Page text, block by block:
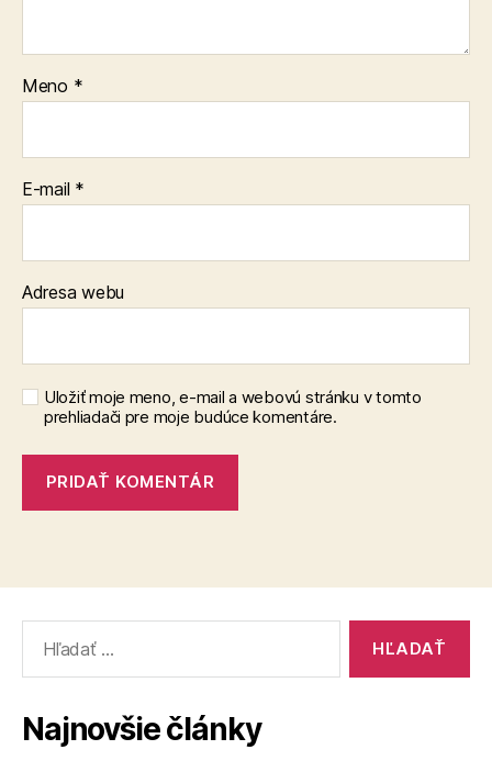
Meno *
E-mail *
Adresa webu
Uložiť moje meno, e-mail a webovú stránku v tomto
prehliadači pre moje budúce komentáre.
Najnovšie články